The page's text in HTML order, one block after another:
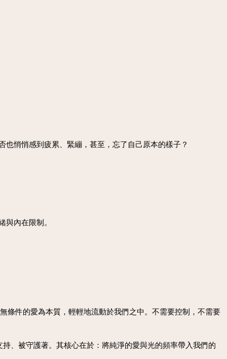
悄悄感到疲累、緊繃，甚至，忘了自己原本的樣子？
內在限制。
條件的愛為本質，輕輕地流動於我們之中。不需要控制，不需要
、被守護著。其核心在於：將純淨的愛與光的頻率帶入我們的